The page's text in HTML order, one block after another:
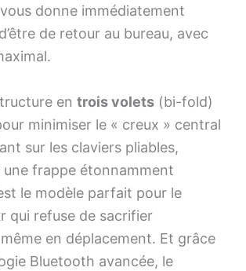
vous donne immédiatement
de retour au bureau, avec
en trois volets(bi-fold)
minimiser le « creux » central
sur les claviers pliables,
frappe étonnamment
le modèle parfait pour le
qui refuse de sacrifier
même en déplacement. Et grâce
Bluetooth avancée, le